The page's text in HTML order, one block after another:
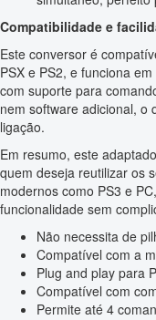
Compatibilidade e
Este conversor é
PSX e PS2, e funciona
com suporte para
nem software adicional, o
ligação.
Em resumo, este
quem deseja reutilizar os
modernos como PS3 e
funcionalidade sem
Não necessita de
Compatível com a
Plug and play para
Compatível com
Permite até 4